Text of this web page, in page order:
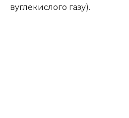
вуглекислого газу).